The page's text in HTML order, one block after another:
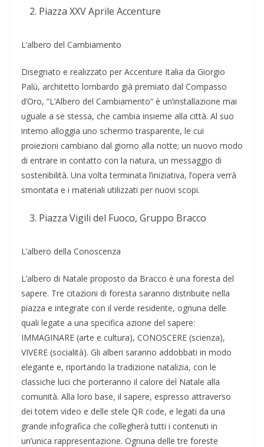
Piazza XXV Aprile Accenture
L’albero del Cambiamento
Disegnato e realizzato per Accenture Italia da Giorgio
Palù, architetto lombardo già premiato dal Compasso
d’Oro, “L’Albero del Cambiamento” è un’installazione mai
uguale a se stessa, che cambia insieme alla città. Al suo
interno alloggia uno schermo trasparente, le cui
proiezioni cambiano dal giorno alla notte; un nuovo modo
di entrare in contatto con la natura, un messaggio di
sostenibilità. Una volta terminata l’iniziativa, l’opera verrà
smontata e i materiali utilizzati per nuovi scopi.
Piazza Vigili del Fuoco, Gruppo Bracco
L’albero della Conoscenza
L’albero di Natale proposto da Bracco è una foresta del
sapere. Tre citazioni di foresta saranno distribuite nella
piazza e integrate con il verde residente, ognuna delle
quali legate a una specifica azione del sapere:
IMMAGINARE (arte e cultura), CONOSCERE (scienza),
VIVERE (socialità). Gli alberi saranno addobbati in modo
elegante e, riportando la tradizione natalizia, con le
classiche luci che porteranno il calore del Natale alla
comunità. Alla loro base, il sapere, espresso attraverso
dei totem video e delle stele QR code, e legati da una
grande infografica che collegherà tutti i contenuti in
un’unica rappresentazione. Ognuna delle tre foreste